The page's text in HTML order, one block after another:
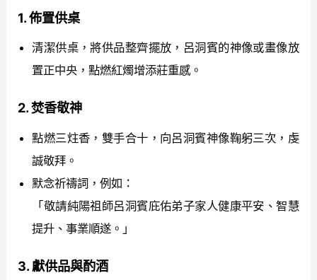
1. 佈置供桌
清潔供桌，將供品整齊擺放，呂洞賓的神像或畫像放
置正中央，點燃紅燭增添莊重感。
2. 焚香敬神
點燃三炷香，雙手合十，向呂洞賓神像鞠躬三次，虔
誠敬拜。
默念祈禱詞，例如：
「敬請純陽祖師呂洞賓庇佑弟子家人健康平安、智慧
提升、事業順遂。」
3. 獻供品與酌酒